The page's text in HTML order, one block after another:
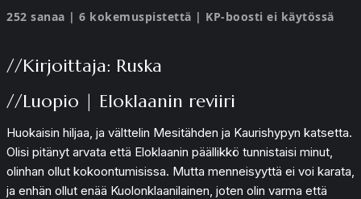
252 sanaa | 6 kokemuspistettä | KP-boosti ei käytössä
//Kirjoittaja: Ruska
//Luopio | Eloklaanin reviiri
Huokaisin hiljaa, ja välttelin Mesitähden ja Kaurishypyn katsetta.
Olisi pitänyt arvata että Eloklaanin päällikkö tunnistaisi minut,
olinhan ollut kokoontumisissa. Mutta menneisyyttä ei voi karata,
ja enhän ollut enää Kuolonklaanilainen, joten olin varma että